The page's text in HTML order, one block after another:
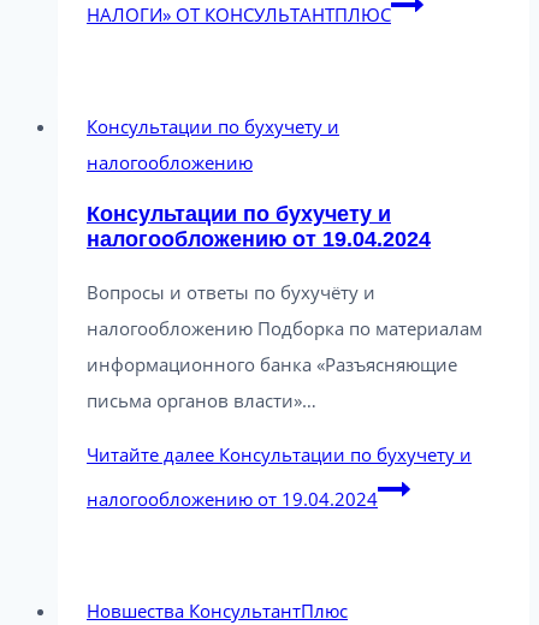
НАЛОГИ» ОТ КОНСУЛЬТАНТПЛЮС
Консультации по бухучету и
налогообложению
Консультации по бухучету и
налогообложению от 19.04.2024
Вопросы и ответы по бухучёту и
налогообложению Подборка по материалам
информационного банка «Разъясняющие
письма органов власти»…
Читайте далее Консультации по бухучету и
налогообложению от 19.04.2024
Новшества КонсультантПлюс